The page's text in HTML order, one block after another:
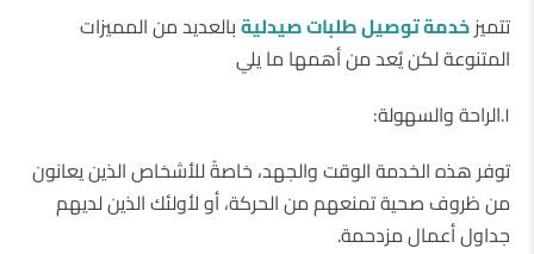
تتميزخدمة توصيل طلبات صيدليةبالعديد من المميزات
المتنوعة لكن يُعد من أهمها ما يلي
١.الراحة والسهولة:
توفر هذه الخدمة الوقت والجهد، خاصةً للأشخاص الذين يعانون
من ظروف صحية تمنعهم من الحركة، أو لأولئك الذين لديهم
جداول أعمال مزدحمة.